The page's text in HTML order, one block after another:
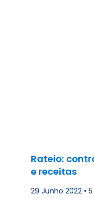
Rateio:
e receitas
29 Junho 2022 •